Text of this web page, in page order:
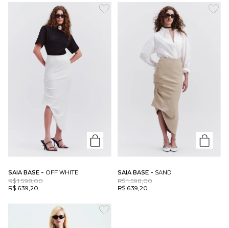
SAIA BASE - OFF WHITE
R$ 639,20
R$ 1.598,00
SAIA BASE - SAND
R$ 639,20
R$ 1.598,00